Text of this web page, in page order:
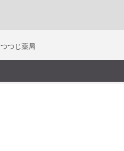
つつじ薬局